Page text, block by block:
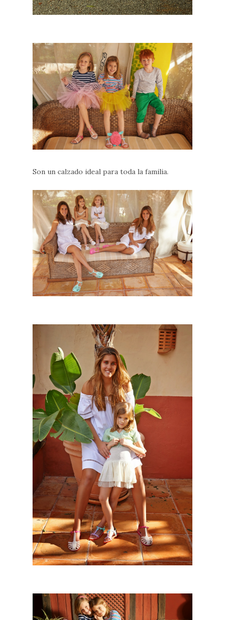
Son un calzado ideal para toda la familia.